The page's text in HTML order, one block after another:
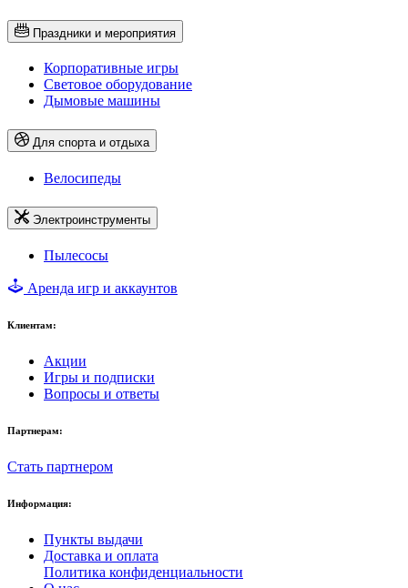
Праздники и мероприятия
Корпоративные игры
Световое оборудование
Дымовые машины
Для спорта и отдыха
Велосипеды
Электроинструменты
Пылесосы
Аренда игр и аккаунтов
Клиентам:
Акции
Игры и подписки
Вопросы и ответы
Партнерам:
Стать партнером
Информация:
Пункты выдачи
Доставка и оплата
Политика конфиденциальности